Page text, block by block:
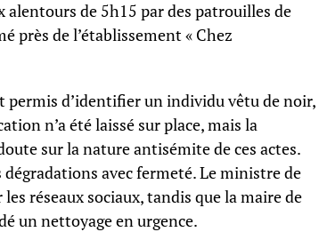
alentours de 5h15 par des patrouilles de
près de l’établissement « Chez
permis d’identifier un individu vêtu de noir,
n’a été laissé sur place, mais la
sur la nature antisémite de ces actes.
avec fermeté. Le ministre de
réseaux sociaux, tandis que la maire de
un nettoyage en urgence.